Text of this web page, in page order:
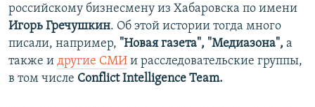
российскому бизнесмену из Хабаровска по имени
Игорь Гречушкин. Об этой истории тогда много
писали, например, "Новая газета", "Медиазона", а
также и другие СМИ и расследовательские группы,
в том числе Conflict Intelligence Team.